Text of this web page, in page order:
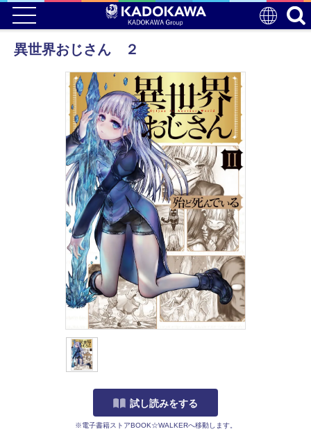
異世界おじさん ２
試し読みをする
※電子書籍ストアBOOK☆WALKERへ移動します。